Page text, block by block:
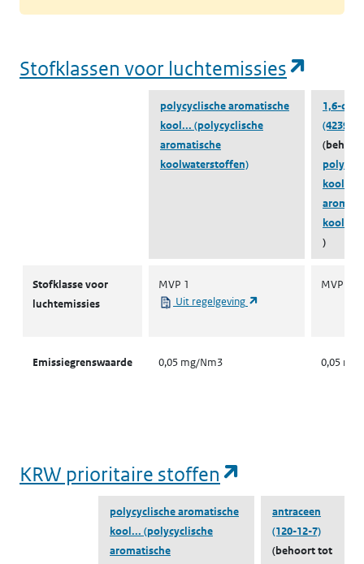
Emissiegegevens
Naar water Naar water
Naar ZZS in afval Zoeker Naar ZZS
Stofklassen voor luchtemissies
polycyclische aromatische
kool... (polycyclische
aromatische
koolwaterstoffen)
1,6-
(42397-
kool...
)
Stofklasse voor
luchtemissies
MVP 1
Uit regelgeving
MVP 1
Emissiegrenswaarde 0,05 mg/Nm3 0,05
KRW prioritaire stoffen
polycyclische aromatische
kool... (polycyclische
aromatische
antraceen
(120-12-7)
(behoort tot